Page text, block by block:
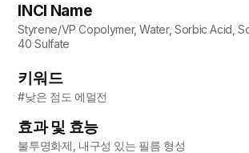
INCI Name
Styrene/VP Copolymer, Water, Sorbic Acid,
40 Sulfate
키워드
#낮은 점도 에멀전
효과 및 효능
불투명화제, 내구성 있는 필름 형성